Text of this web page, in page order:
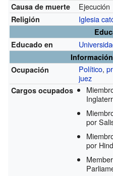
Causa de muerte Ejecución
Religión Iglesia
Educado en
Ocupación
Político,
juez
Cargos ocupados
por
por